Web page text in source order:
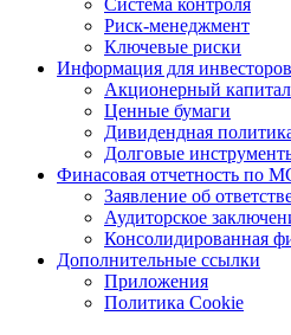
Риск-менеджмент
Ключевые риски
Информация для инвесторов
Акционерный капитал
Ценные бумаги
Дивидендная
Долговые
Финасовая отчетность по
Заявление об
Аудиторское
Консолидированная
Дополнительные ссылки
Приложения
Политика Cookie